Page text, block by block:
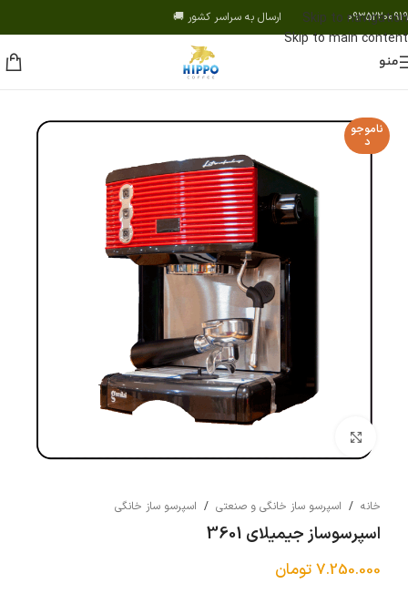
Skip to navigation
Skip to main content
09352200919 ارسال به سراسر کشور 🚚
منو
ناموجو
د
خانه / اسپرسو ساز خانگی و صنعتی / اسپرسو ساز خانگی
اسپرسوساز جیمیلای 3601
7.250.000تومان